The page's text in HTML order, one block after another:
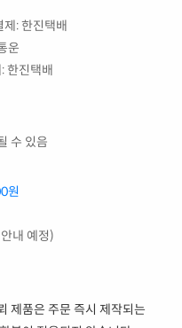
: 한진택배
운
한진택배
수 있음
원
내 예정)
제품은 주문 즉시 제작되는